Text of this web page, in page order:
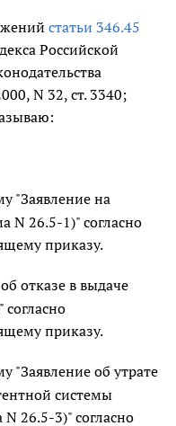
статьи 346.45
Российской
N 32, ст. 3340;
"Заявление на
N 26.5-1)" согласно
приказу.
отказе в выдаче
приказу.
"Заявление об утрате
системы
26.5-3)" согласно